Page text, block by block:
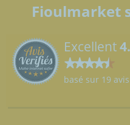
Fioulmarket
Excellent
basé sur 19